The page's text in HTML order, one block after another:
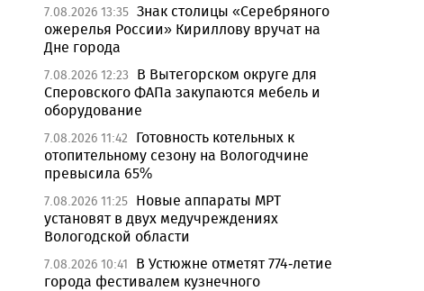
7.08.2026 13:35 Знак столицы «Серебряного
ожерелья России» Кириллову вручат на
Дне города
7.08.2026 12:23
В Вытегорском округе для
Сперовского ФАПа закупаются мебель и
оборудование
7.08.2026 11:42
Готовность котельных к
отопительному сезону на Вологодчине
превысила 65%
7.08.2026 11:25 Новые аппараты МРТ
установят в двух медучреждениях
Вологодской области
7.08.2026 10:41
В Устюжне отметят 774-летие
города фестивалем кузнечного